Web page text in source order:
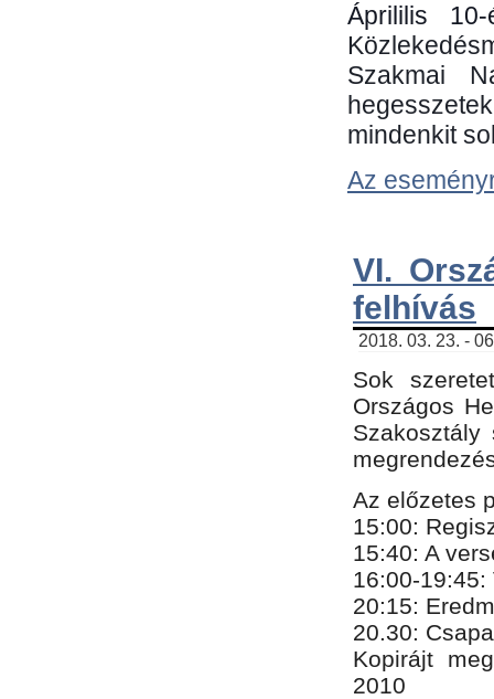
Áprililis
Szakmai
mindenkit
Az
VI.
felhívás
2018. 03. 23. -
Sok
Országos
Az előzetes
15:00:
15:40: A
16:00-19:45:
20:​15​:
​20.30:
Kopirájt
2010